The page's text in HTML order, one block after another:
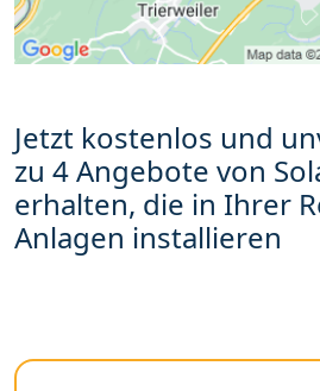
Jetzt kostenlos und
zu 4 Angebote von
erhalten, die in Ihrer
Anlagen installieren